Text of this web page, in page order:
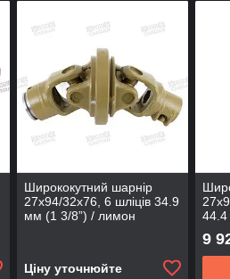
Ширококутний шарнір
27x94/32x76, 6 шліців 34.9
мм (1 3/8”) / лимон
Ціну уточнюйте
9